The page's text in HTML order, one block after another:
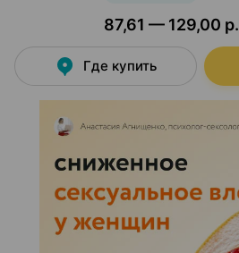
87,61 — 129,00 р.
Где купить